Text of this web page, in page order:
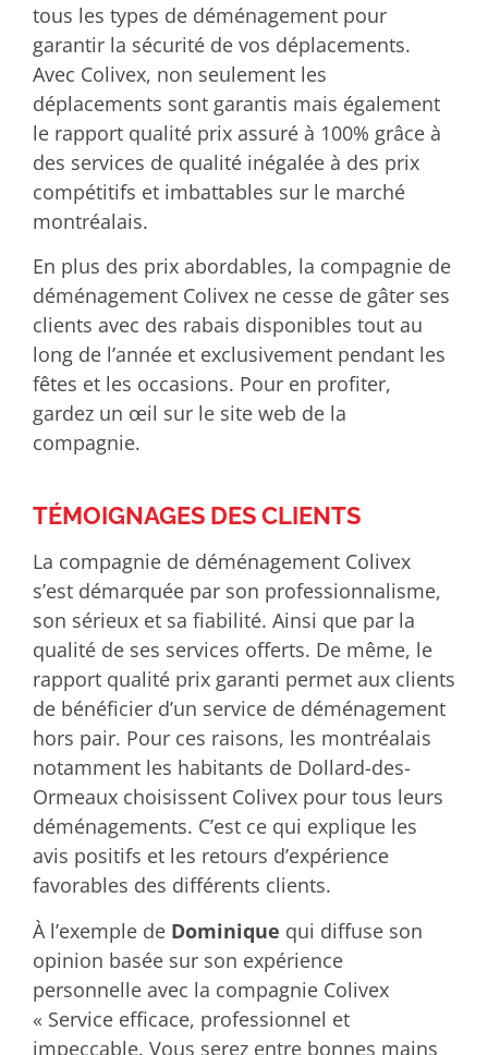
tous les types de déménagement pour
garantir la sécurité de vos déplacements.
Avec Colivex, non seulement les
déplacements sont garantis mais également
le rapport qualité prix assuré à 100% grâce à
des services de qualité inégalée à des prix
compétitifs et imbattables sur le marché
montréalais.
En plus des prix abordables, la compagnie de
déménagement Colivex ne cesse de gâter ses
clients avec des rabais disponibles tout au
long de l’année et exclusivement pendant les
fêtes et les occasions. Pour en profiter,
gardez un œil sur le site web de la
compagnie.
TÉMOIGNAGES DES CLIENTS
La compagnie de déménagement Colivex
s’est démarquée par son professionnalisme,
son sérieux et sa fiabilité. Ainsi que par la
qualité de ses services offerts. De même, le
rapport qualité prix garanti permet aux clients
de bénéficier d’un service de déménagement
hors pair. Pour ces raisons, les montréalais
notamment les habitants de Dollard-des-
Ormeaux choisissent Colivex pour tous leurs
déménagements. C’est ce qui explique les
avis positifs et les retours d’expérience
favorables des différents clients.
À l’exemple de Dominique qui diffuse son
opinion basée sur son expérience
personnelle avec la compagnie Colivex
« Service efficace, professionnel et
impeccable. Vous serez entre bonnes mains